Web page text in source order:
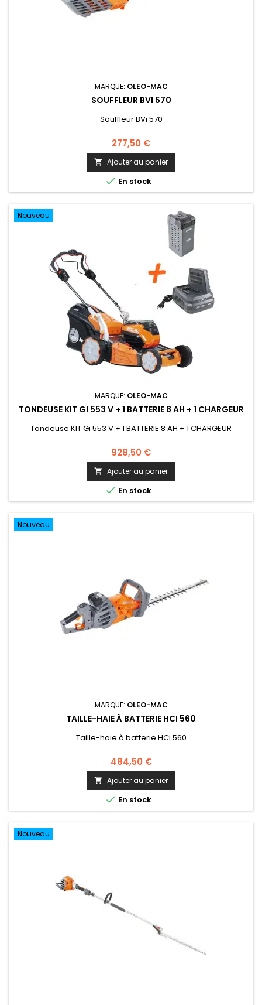
MARQUE: OLEO-MAC
SOUFFLEUR BVI 570
Souffleur BVi 570
277,50 €
 Ajouter au panier
 En stock
Nouveau
MARQUE: OLEO-MAC
TONDEUSE KIT GI 553 V + 1 BATTERIE 8 AH + 1 CHARGEUR
Tondeuse KIT Gi 553 V + 1 BATTERIE 8 AH + 1 CHARGEUR
928,50 €
 Ajouter au panier
 En stock
Nouveau
MARQUE: OLEO-MAC
TAILLE-HAIE À BATTERIE HCI 560
Taille-haie à batterie HCi 560
484,50 €
 Ajouter au panier
 En stock
Nouveau